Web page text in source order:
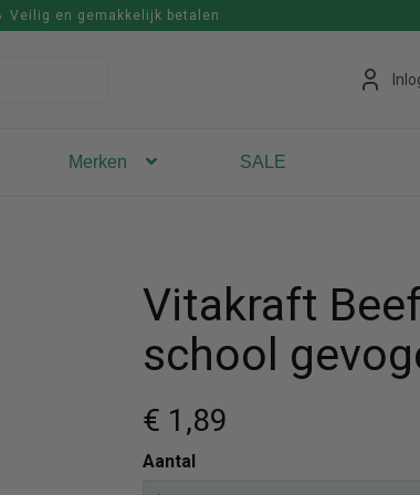
Veilig en gemakkelijk betalen
Vul hem met producten.
Merken SALE
Vitakraft
school
€ 1 ,89
Aantal